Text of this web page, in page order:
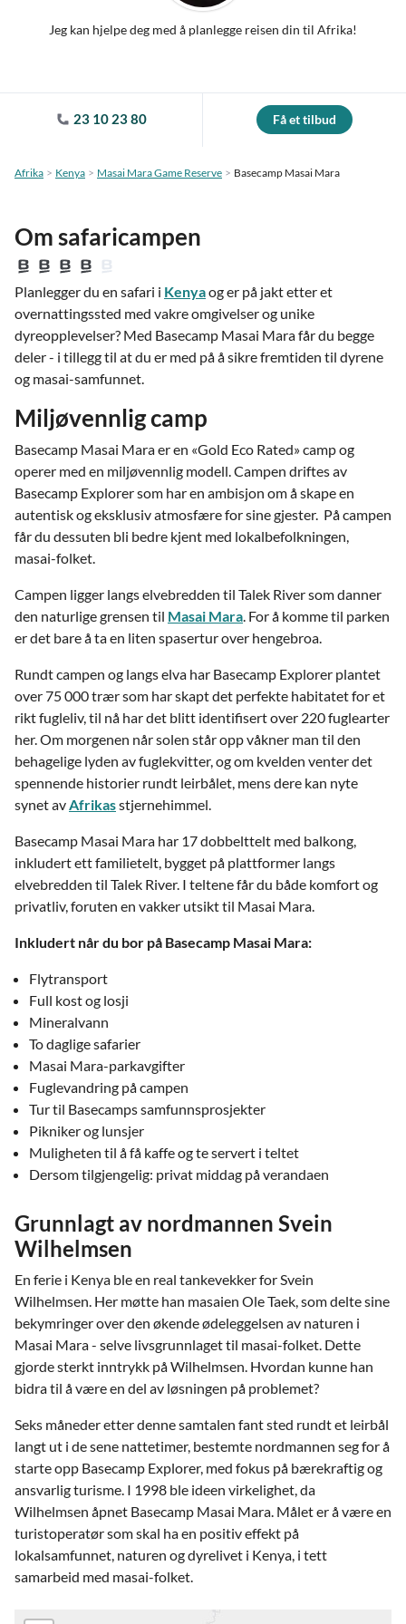
Jeg kan hjelpe deg med å planlegge reisen din til Afrika!
23 10 23 80 Få et tilbud
Afrika Kenya Masai Mara Game Reserve Basecamp Masai Mara
Om safaricampen
Planlegger du en safari i Kenyaog er på jakt etter et
overnattingssted med vakre omgivelser og unike
dyreopplevelser? Med Basecamp Masai Mara får du begge
deler - i tillegg til at du er med på å sikre fremtiden til dyrene
og masai-samfunnet.
Miljøvennlig camp
Basecamp Masai Mara er en «Gold Eco Rated» camp og
operer med en miljøvennlig modell. Campen driftes av
Basecamp Explorer som har en ambisjon om å skape en
autentisk og eksklusiv atmosfære for sine gjester. På campen
får du dessuten bli bedre kjent med lokalbefolkningen,
masai-folket.
Campen ligger langs elvebredden til Talek River som danner
den naturlige grensen til Masai Mara. For å komme til parken
er det bare å ta en liten spasertur over hengebroa.
Rundt campen og langs elva har Basecamp Explorer plantet
over 75 000 trær som har skapt det perfekte habitatet for et
rikt fugleliv, til nå har det blitt identifisert over 220 fuglearter
her. Om morgenen når solen står opp våkner man til den
behagelige lyden av fuglekvitter, og om kvelden venter det
spennende historier rundt leirbålet, mens dere kan nyte
synet avAfrikasstjernehimmel.
Basecamp Masai Mara har 17 dobbelttelt med balkong,
inkludert ett familietelt, bygget på plattformer langs
elvebredden til Talek River. I teltene får du både komfort og
privatliv, foruten en vakker utsikt til Masai Mara.
Inkludert når du bor på Basecamp Masai Mara:
Flytransport
Full kost og losji
Mineralvann
To daglige safarier
Masai Mara-parkavgifter
Fuglevandring på campen
Tur til Basecamps samfunnsprosjekter
Pikniker og lunsjer
Muligheten til å få kaffe og te servert i teltet
Dersom tilgjengelig: privat middag på verandaen
Grunnlagt av nordmannen Svein
Wilhelmsen
En ferie i Kenya ble en real tankevekker for Svein
Wilhelmsen. Her møtte han masaien Ole Taek, som delte sine
bekymringer over den økende ødeleggelsen av naturen i
Masai Mara - selve livsgrunnlaget til masai-folket. Dette
gjorde sterkt inntrykk på Wilhelmsen. Hvordan kunne han
bidra til å være en del av løsningen på problemet?
Seks måneder etter denne samtalen fant sted rundt et leirbål
langt ut i de sene nattetimer, bestemte nordmannen seg for å
starte opp Basecamp Explorer, med fokus på bærekraftig og
ansvarlig turisme. I 1998 ble ideen virkelighet, da
Wilhelmsen åpnet Basecamp Masai Mara. Målet er å være en
turistoperatør som skal ha en positiv effekt på
lokalsamfunnet, naturen og dyrelivet i Kenya, i tett
samarbeid med masai-folket.